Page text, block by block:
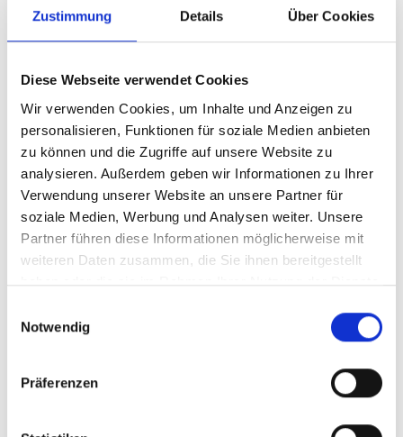
Zustimmung Details Über Cookies
Diese Webseite verwendet Cookies
Wir verwenden Cookies, um Inhalte und Anzeigen zu
personalisieren, Funktionen für soziale Medien anbieten
zu können und die Zugriffe auf unsere Website zu
analysieren. Außerdem geben wir Informationen zu Ihrer
Verwendung unserer Website an unsere Partner für
soziale Medien, Werbung und Analysen weiter. Unsere
Partner führen diese Informationen möglicherweise mit
weiteren Daten zusammen, die Sie ihnen bereitgestellt
haben oder die sie im Rahmen Ihrer Nutzung der Dienste
Notwendig
Präferenzen
Produktionsteil-Freigabeverfahren PPAP für den
Automotive-Bereich können wir alle
einem akkreditierten Überwachungsdienstleister
nach DIN EN ISO 9001 zertifiziert.
Team gerne kompetent zur Verfügung.